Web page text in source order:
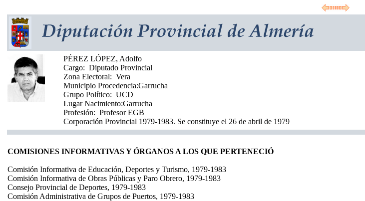
PÉREZ LÓPEZ, Adolfo
Cargo: Diputado Provincial
Zona Electoral: Vera
Municipio Procedencia:Garrucha
Grupo Político: UCD
Lugar Nacimiento:Garrucha
Profesión: Profesor EGB
Corporación Provincial 1979-1983. Se constituye el 26 de abril de 1979
COMISIONES INFORMATIVAS Y ÓRGANOS A LOS QUE PERTENECIÓ
Comisión Informativa de Educación, Deportes y Turismo, 1979-1983
Comisión Informativa de Obras Públicas y Paro Obrero, 1979-1983
Consejo Provincial de Deportes, 1979-1983
Comisión Administrativa de Grupos de Puertos, 1979-1983